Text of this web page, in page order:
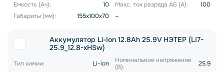
Емкость (Ач):
10 Макс. ток разряда АБ (А):
100
Габариты (мм):
155x100x70 -
Аккумулятор Li-Ion 12.8Ah 25.9V НЭТЕР (LI7-
25.9_12.8-xHSw)
Тип химии: Li-ion
Номинальное напряжение
(В):
25.9